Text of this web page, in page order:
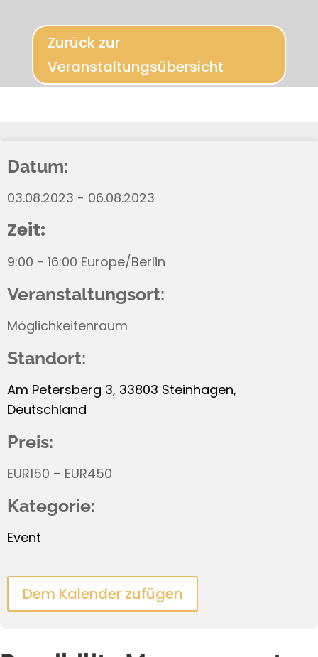
Zurück zur
Veranstaltungsübersicht
Datum:
03.08.2023 - 06.08.2023
Zeit:
9:00 - 16:00 Europe/Berlin
Veranstaltungsort:
Möglichkeitenraum
Standort:
Am Petersberg 3, 33803 Steinhagen,
Deutschland
Preis:
EUR150 – EUR450
Kategorie:
Event
Dem Kalender zufügen